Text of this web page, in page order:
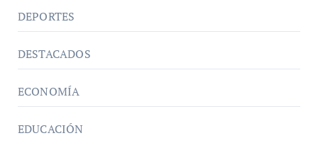
DEPORTES
DESTACADOS
ECONOMÍA
EDUCACIÓN